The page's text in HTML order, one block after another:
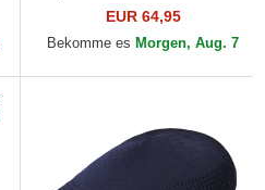
EUR 64,95
Bekomme es Morgen, Aug. 7